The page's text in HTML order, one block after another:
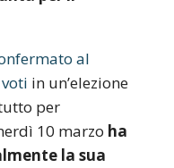
al
in un’elezione
per
10 marzo ha
la sua